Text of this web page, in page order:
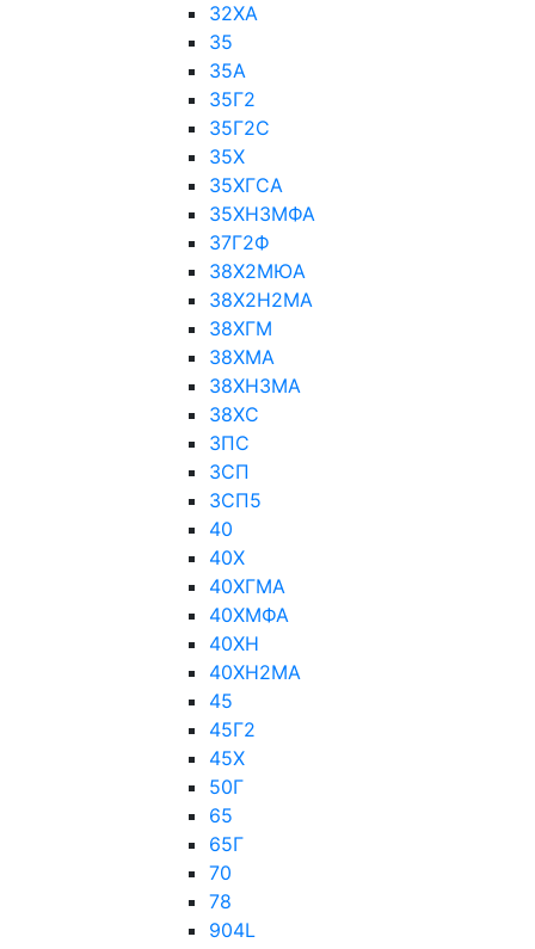
32ХА
35
35А
35Г2
35Г2С
35Х
35ХГСА
35ХН3МФА
37Г2Ф
38Х2МЮА
38Х2Н2МА
38ХГМ
38ХМА
38ХН3МА
38ХС
3ПС
3СП
3СП5
40
40Х
40ХГМА
40ХМФА
40ХН
40ХН2МА
45
45Г2
45Х
50Г
65
65Г
70
78
904L